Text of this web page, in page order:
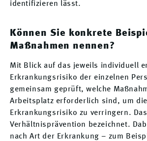
identifizieren lässt.
Können Sie konkrete
Maßnahmen nennen?
Mit Blick auf das jeweils individuell
Erkrankungsrisiko der einzelnen
gemeinsam geprüft, welche
Arbeitsplatz erforderlich sind, um
Erkrankungsrisiko zu verringern.
Verhältnisprävention bezeichnet.
nach Art der Erkrankung – zum